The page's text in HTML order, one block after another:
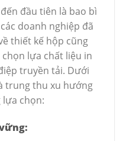
đầu tiên là bao bì
doanh nghiệp đã
thiết kế hộp cũng
lựa chất liệu in
truyền tải. Dưới
trung thu xu hướng
chọn: